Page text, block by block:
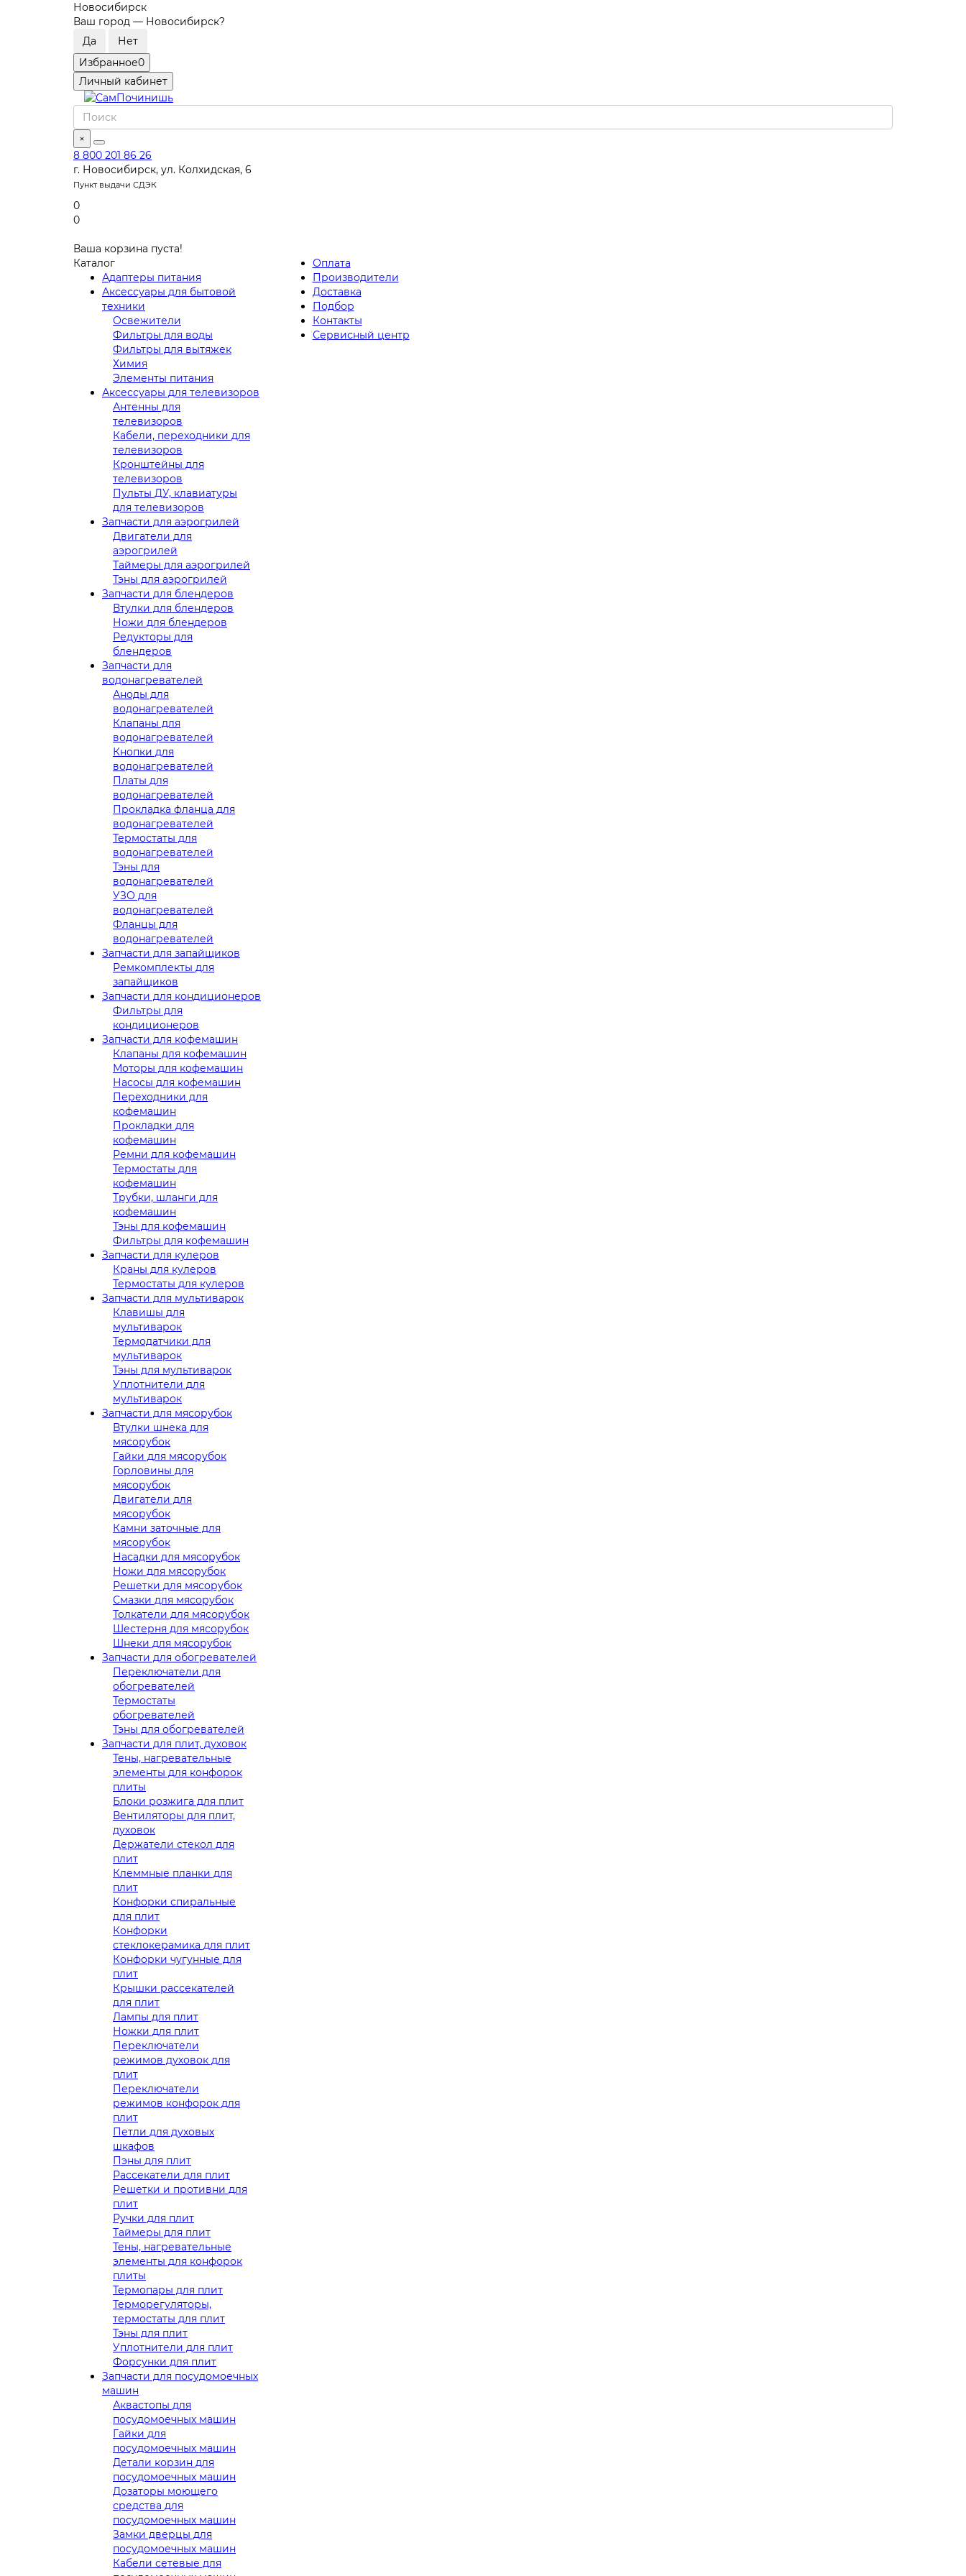
Новосибирск
Ваш город — Новосибирск?
Избранное0
Личный кабинет
×
8 800 201 86 26
г. Новосибирск, ул. Колхидская, 6
Пункт выдачи СДЭК
0
0
Ваша корзина пуста!
Каталог
Адаптеры питания
Аксессуары для бытовой
техники
Освежители
Фильтры для воды
Фильтры для вытяжек
Химия
Элементы питания
Аксессуары для телевизоров
Антенны для
телевизоров
Кабели, переходники для
телевизоров
Кронштейны для
телевизоров
Пульты ДУ, клавиатуры
для телевизоров
Запчасти для аэрогрилей
Двигатели для
аэрогрилей
Таймеры для аэрогрилей
Тэны для аэрогрилей
Запчасти для блендеров
Втулки для блендеров
Ножи для блендеров
Редукторы для
блендеров
Запчасти для
водонагревателей
Аноды для
водонагревателей
Клапаны для
водонагревателей
Кнопки для
водонагревателей
Платы для
водонагревателей
Прокладка фланца для
водонагревателей
Термостаты для
водонагревателей
Тэны для
водонагревателей
УЗО для
водонагревателей
Фланцы для
водонагревателей
Запчасти для запайщиков
Ремкомплекты для
запайщиков
Запчасти для кондиционеров
Фильтры для
кондиционеров
Запчасти для кофемашин
Клапаны для кофемашин
Моторы для кофемашин
Насосы для кофемашин
Переходники для
кофемашин
Прокладки для
кофемашин
Ремни для кофемашин
Термостаты для
кофемашин
Трубки, шланги для
кофемашин
Тэны для кофемашин
Фильтры для кофемашин
Запчасти для кулеров
Краны для кулеров
Термостаты для кулеров
Запчасти для мультиварок
Клавишы для
мультиварок
Термодатчики для
мультиварок
Тэны для мультиварок
Уплотнители для
мультиварок
Запчасти для мясорубок
Втулки шнека для
мясорубок
Гайки для мясорубок
Горловины для
мясорубок
Двигатели для
мясорубок
Камни заточные для
мясорубок
Насадки для мясорубок
Ножи для мясорубок
Решетки для мясорубок
Смазки для мясорубок
Толкатели для мясорубок
Шестерня для мясорубок
Шнеки для мясорубок
Запчасти для обогревателей
Переключатели для
обогревателей
Термостаты
обогревателей
Тэны для обогревателей
Запчасти для плит, духовок
Тены, нагревательные
элементы для конфорок
плиты
Блоки розжига для плит
Вентиляторы для плит,
духовок
Держатели стекол для
плит
Клеммные планки для
плит
Конфорки спиральные
для плит
Конфорки
стеклокерамика для плит
Конфорки чугунные для
плит
Крышки рассекателей
для плит
Лампы для плит
Ножки для плит
Переключатели
режимов духовок для
плит
Переключатели
режимов конфорок для
плит
Петли для духовых
шкафов
Пэны для плит
Рассекатели для плит
Решетки и противни для
плит
Ручки для плит
Таймеры для плит
Тены, нагревательные
элементы для конфорок
плиты
Термопары для плит
Терморегуляторы,
термостаты для плит
Тэны для плит
Уплотнители для плит
Форсунки для плит
Запчасти для посудомоечных
машин
Аквастопы для
посудомоечных машин
Гайки для
посудомоечных машин
Детали корзин для
посудомоечных машин
Дозаторы моющего
средства для
посудомоечных машин
Замки дверцы для
посудомоечных машин
Кабели сетевые для
Оплата
Производители
Доставка
Подбор
Контакты
Сервисный центр